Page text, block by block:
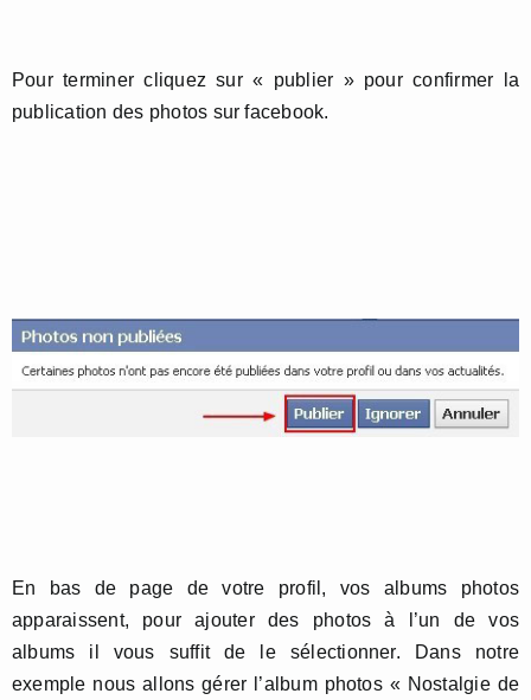
Pour terminer cliquez sur « publier » pour confirmer la
publication des photos sur facebook.
En bas de page de votre profil, vos albums photos
apparaissent, pour ajouter des photos à l’un de vos
albums il vous suffit de le sélectionner. Dans notre
exemple nous allons gérer l’album photos « Nostalgie de